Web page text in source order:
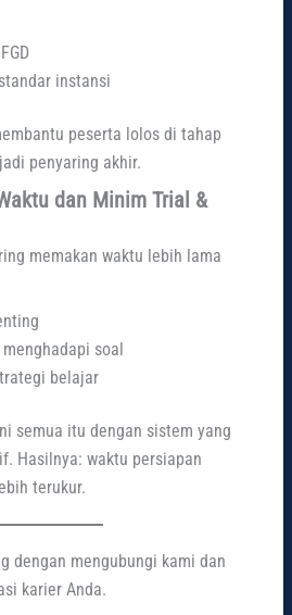
instansi
peserta lolos di tahap
penyaring akhir.
dan Minim Trial &
memakan waktu lebih lama
soal
belajar
semua itu dengan sistem yang
Hasilnya: waktu persiapan
terukur.
dengan mengubungi kami dan
karier Anda.